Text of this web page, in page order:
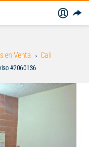
en Venta
Cali
#2060136